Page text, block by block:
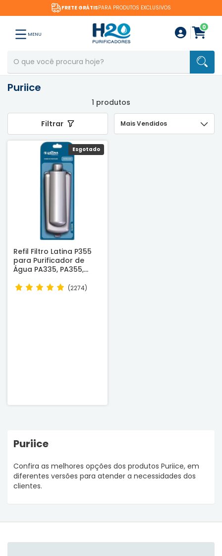
FRETE GRÁTISPARA PRODUTOS EXCLUSIVOS
MENU
0
Puriice
1 produtos
Filtrar
Esgotado
Refil Filtro Latina P355
para Purificador de
Água PA335, PA355,
Original
(2274)
Puriice
Confira as melhores opções dos produtos Puriice, em
diferentes versões para atender a necessidades dos
clientes.